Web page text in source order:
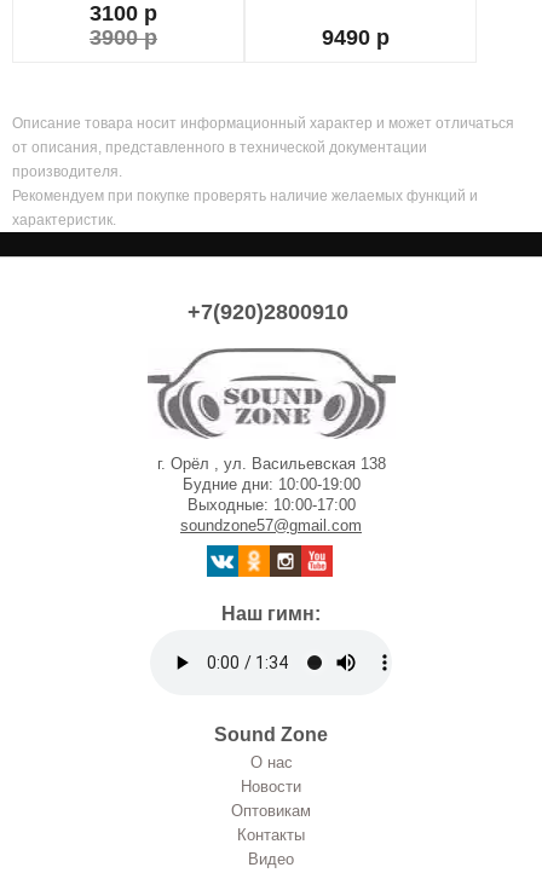
3100 р
3900 р
9490 р
Описание товара носит информационный характер и может отличаться
от описания, представленного в технической документации
производителя.
Рекомендуем при покупке проверять наличие желаемых функций и
характеристик.
+7(920)2800910
г. Орёл , ул. Васильевская 138
Будние дни: 10:00-19:00
Выходные: 10:00-17:00
soundzone57@gmail.com
Наш гимн:
Sound Zone
О нас
Новости
Оптовикам
Контакты
Видео